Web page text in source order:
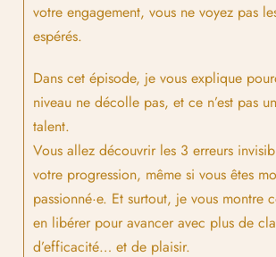
votre engagement, vous ne voyez pas
espérés.
Dans cet épisode, je vous explique
niveau ne décolle pas, et ce n’est pas
talent.
Vous allez découvrir les 3 erreurs
votre progression, même si vous êtes
passionné·e. Et surtout, je vous montre
en libérer pour avancer avec plus de
d’efficacité… et de plaisir.